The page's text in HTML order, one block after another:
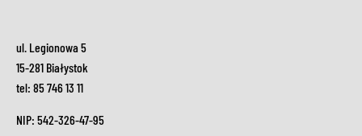
ul. Legionowa 5
15-281 Białystok
tel: 85 746 13 11
NIP: 542-326-47-95